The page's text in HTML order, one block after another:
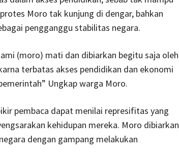
Moro tak kunjung di dengar, bahkan
pengganggu stabilitas negara.
(moro) mati dan dibiarkan begitu saja oleh
terbatas akses pendidikan dan ekonomi
Ungkap warga Moro.
pembaca dapat menilai represifitas yang
kehidupan mereka. Moro dibiarkan
dengan gampang melakukan